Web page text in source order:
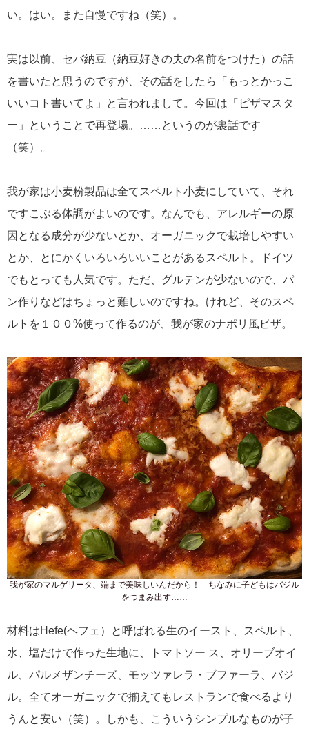
い。はい。また自慢ですね（笑）。
実は以前、セバ納豆（納豆好きの夫の名前をつけた）の話
を書いたと思うのですが、その話をしたら「もっとかっこ
いいコト書いてよ」と言われまして。今回は「ピザマスタ
ー」ということで再登場。……というのが裏話です
（笑）。
我が家は小麦粉製品は全てスペルト小麦にしていて、それ
ですこぶる体調がよいのです。なんでも、アレルギーの原
因となる成分が少ないとか、オーガニックで栽培しやすい
とか、とにかくいろいろいいことがあるスペルト。ドイツ
でもとっても人気です。ただ、グルテンが少ないので、パ
ン作りなどはちょっと難しいのですね。けれど、そのスペ
ルトを１００%使って作るのが、我が家のナポリ風ピザ。
我が家のマルゲリータ、端まで美味しいんだから！ ちなみに子どもはバジル
をつまみ出す……
材料はHefe(ヘフェ）と呼ばれる生のイースト、スペルト、
水、塩だけで作った生地に、トマトソー ス、オリーブオイ
ル、パルメザンチーズ、モッツァレラ・ブファーラ、バジ
ル。全てオーガニックで揃えてもレストランで食べるより
うんと安い（笑）。しかも、こういうシンプルなものが子